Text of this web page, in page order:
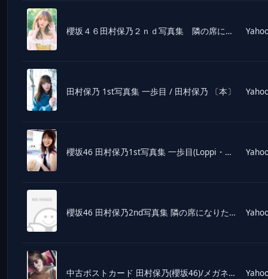
櫻坂４６田村保乃２ｎｄ写真集 隣の席になりたい
田村保乃 1st写真集 一歩目 / 田村保乃 〔本〕
櫻坂46 田村保乃1st写真集 一歩目(Loppi・HMV限定カバー版)/Takeo Dec.(写真家),田
櫻坂46 田村保乃2nd写真集 隣の席になりたい(TSUTAYA限定カバー版)/三瓶康友(写真家),
中古ポストカード 田村保乃(櫻坂46)/メガネ ポストカード 「田村保乃 1st 写真集 一歩目」 TSUTAYA購入特